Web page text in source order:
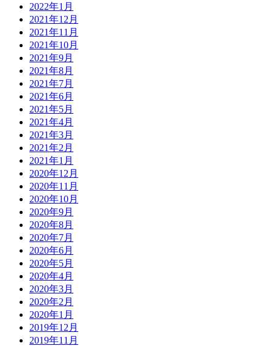
2022年1月
2021年12月
2021年11月
2021年10月
2021年9月
2021年8月
2021年7月
2021年6月
2021年5月
2021年4月
2021年3月
2021年2月
2021年1月
2020年12月
2020年11月
2020年10月
2020年9月
2020年8月
2020年7月
2020年6月
2020年5月
2020年4月
2020年3月
2020年2月
2020年1月
2019年12月
2019年11月